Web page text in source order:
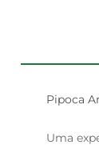
Pipoca
Uma